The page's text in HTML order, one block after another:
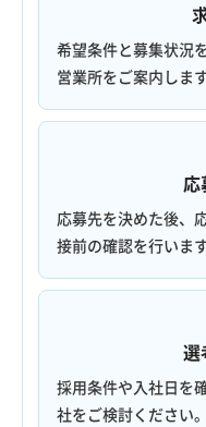
希望条件と募集状況
営業所をご案内します
応
応募先を決めた後、
接前の確認を行います
選
採用条件や入社日を
社をご検討ください。